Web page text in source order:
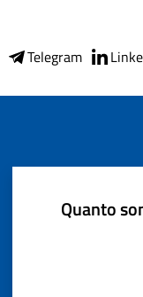
Telegram
Quanto